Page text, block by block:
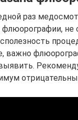
раз
не
важно